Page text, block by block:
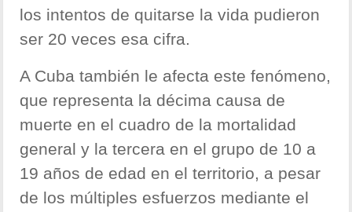
los intentos de quitarse la vida pudieron
ser 20 veces esa cifra.
A Cuba también le afecta este fenómeno,
que representa la décima causa de
muerte en el cuadro de la mortalidad
general y la tercera en el grupo de 10 a
19 años de edad en el territorio, a pesar
de los múltiples esfuerzos mediante el